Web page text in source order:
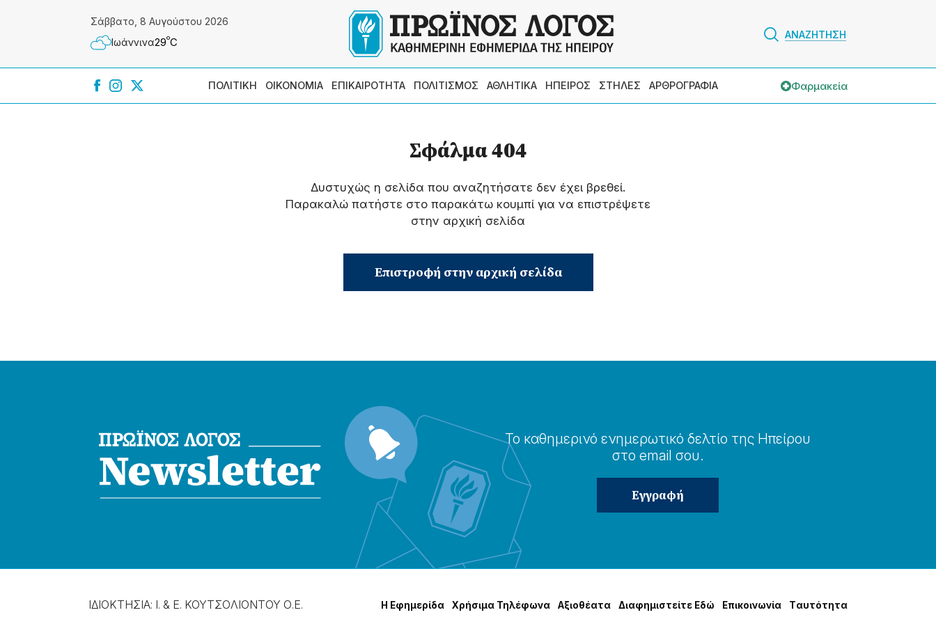
Σάββατο, 8 Αυγούστου 2026
Ιωάννɩνα29ºC
ΑΝΑΖΗΤΗΣΗ
ΠΟΛΙΤΙΚΗ ΟΙΚΟΝΟΜΙΑ ΕΠΙΚΑΙΡΟΤΗΤΑ ΠΟΛΙΤΙΣΜΟΣ ΑΘΛΗΤΙΚΑ ΗΠΕΙΡΟΣ ΣΤΗΛΕΣ ΑΡΘΡΟΓΡΑΦΙΑ Φαρμακεία
Σφάλμα 404
Δυστυχώς η σελίδα που αναζητήσατε δεν έχει βρεθεί.
Παρακαλώ πατήστε στο παρακάτω κουμπί για να επιστρέψετε
στην αρχική σελίδα
Επιστροφή στην αρχική σελίδα
Το καθημερɩνό ενημερωτɩκό δελτίο της Ηπείρου
στο email σου.
ΙΔΙΟΚΤΗΣΙΑ: Ι. & Ε. ΚΟΥΤΣΟΛΙΟΝΤΟΥ Ο.Ε. Η Εφημερίδα Χρήσɩμα Τηλέφωνα Αξɩοθέατα Δɩαφημɩστείτε Εδώ Επɩκοɩνωνία Tαυτότητα